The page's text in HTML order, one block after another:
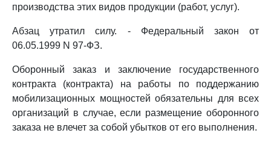
производства этих видов продукции (работ, услуг).
Абзац утратил силу. - Федеральный закон от
06.05.1999 N 97-ФЗ.
Оборонный заказ и заключение государственного
контракта (контракта) на работы по поддержанию
мобилизационных мощностей обязательны для всех
организаций в случае, если размещение оборонного
заказа не влечет за собой убытков от его выполнения.